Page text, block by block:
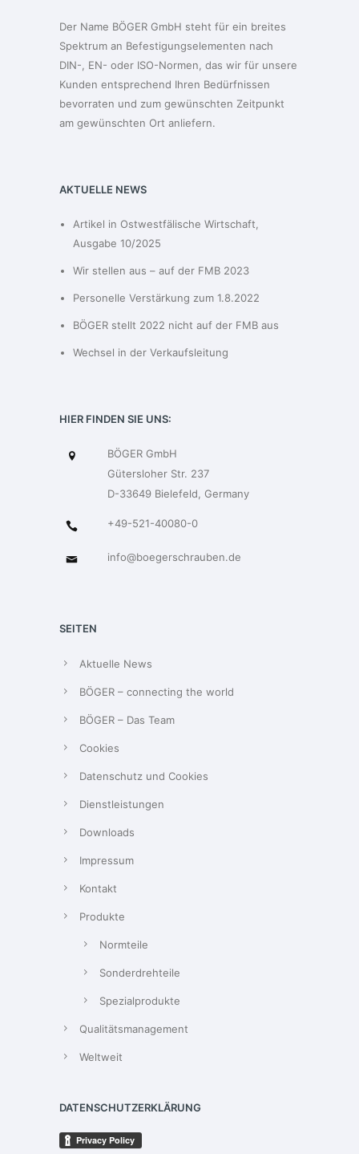
Der Name BÖGER GmbH steht für ein breites
Spektrum an Befestigungselementen nach
DIN-, EN- oder ISO-Normen, das wir für unsere
Kunden entsprechend Ihren Bedürfnissen
bevorraten und zum gewünschten Zeitpunkt
am gewünschten Ort anliefern.
AKTUELLE NEWS
Artikel in Ostwestfälische Wirtschaft,
Ausgabe 10/2025
Wir stellen aus – auf der FMB 2023
Personelle Verstärkung zum 1.8.2022
BÖGER stellt 2022 nicht auf der FMB aus
Wechsel in der Verkaufsleitung
HIER FINDEN SIE UNS:
BÖGER GmbH
Gütersloher Str. 237
D-33649 Bielefeld, Germany
+49-521-40080-0
info@boegerschrauben.de
SEITEN
Aktuelle News
BÖGER – connecting the world
BÖGER – Das Team
Cookies
Datenschutz und Cookies
Dienstleistungen
Downloads
Impressum
Kontakt
Produkte
Normteile
Sonderdrehteile
Spezialprodukte
Qualitätsmanagement
Weltweit
DATENSCHUTZERKLÄRUNG